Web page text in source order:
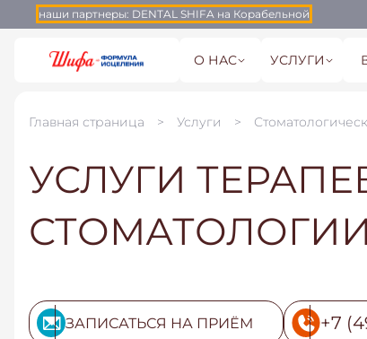
наши партнеры: DENTAL SHIFA на Корабельной
О НАС УСЛУГИ
Главная страница Услуги
УСЛУГИ
СТОМАТОЛОГИИ
ЗАПИСАТЬСЯ НА ПРИЁМ +7